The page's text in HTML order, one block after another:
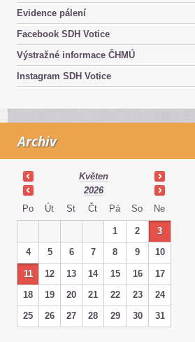
Evidence pálení
Facebook SDH Votice
Výstražné informace ČHMÚ
Instagram SDH Votice
Archiv
Květen
2026
Po
Út St Čt Pá So Ne
1 2
3
4
5 6 7 8 9 10
11 12 13 14 15 16
17
18
19 20 21 22 23
24
25
26 27 28 29 30 31